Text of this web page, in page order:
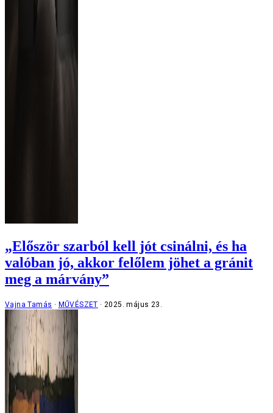
„Először szarból kell jót csinálni, és ha
valóban jó, akkor felőlem jöhet a gránit
meg a márvány”
Vajna Tamás MŰVÉSZET 2025. május 23.